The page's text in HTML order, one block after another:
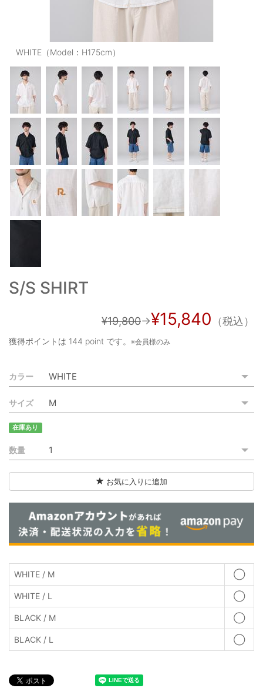
PANTS/SKIRT : パンツ・スカート
TOPS : トップス
OUTERS : アウター
OUTLET : アウトレット
MENS : メンズ
LADIES : レディース
新規会員登録
お買い物カゴ
ご利用規約
WHITE（Model：H175cm）
S/S SHIRT
¥19,800→¥15,840 （税込）
獲得ポイントは 144 point です。 ※会員様のみ
カラー
サイズ
在庫あり
数量
お気に入りに追加
WHITE / M ◯
WHITE / L ◯
BLACK / M ◯
BLACK / L ◯